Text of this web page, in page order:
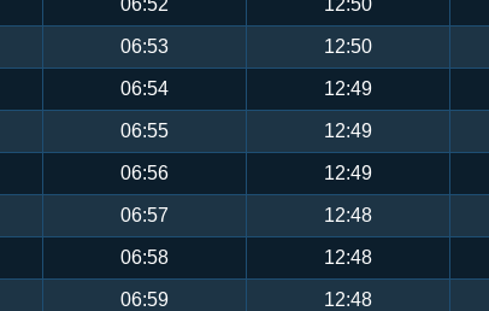
06:53 12:50
06:54 12:49
06:55 12:49
06:56 12:49
06:57 12:48
06:58 12:48
06:59 12:48